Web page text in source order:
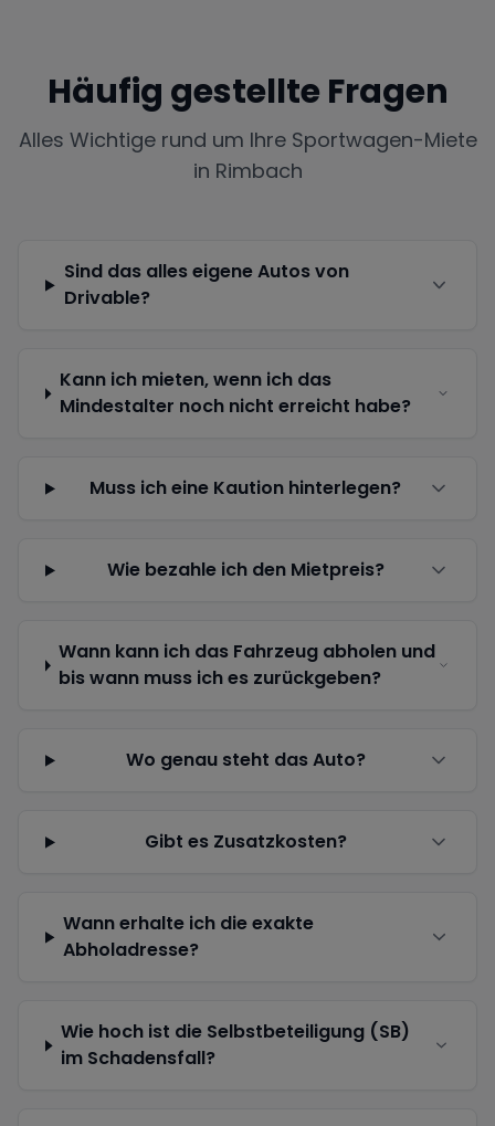
Häufig gestellte Fragen
Alles Wichtige rund um Ihre Sportwagen-Miete
in Rimbach
Sind das alles eigene Autos von
Drivable?
Kann ich mieten, wenn ich das
Mindestalter noch nicht erreicht habe?
Muss ich eine Kaution hinterlegen?
Wie bezahle ich den Mietpreis?
Wann kann ich das Fahrzeug abholen und
bis wann muss ich es zurückgeben?
Wo genau steht das Auto?
Gibt es Zusatzkosten?
Wann erhalte ich die exakte
Abholadresse?
Wie hoch ist die Selbstbeteiligung (SB)
im Schadensfall?